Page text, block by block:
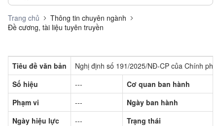
Trang chủ
Thông tin chuyên ngành
Đề cương, tài liệu tuyên truyền
Tiêu đề văn bản
Nghị định số 191/2025/NĐ-CP của Chính
Số hiệu
---
Cơ quan ban hành
Phạm vi
---
Ngày ban hành
Ngày hiệu lực
---
Trạng thái